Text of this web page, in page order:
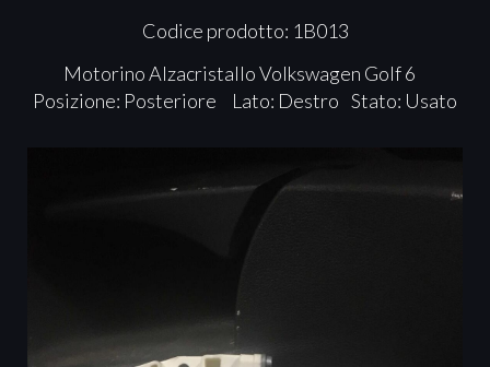
Codice prodotto: 1B013
Motorino Alzacristallo Volkswagen Golf 6
Posizione: Posteriore Lato: Destro Stato: Usato